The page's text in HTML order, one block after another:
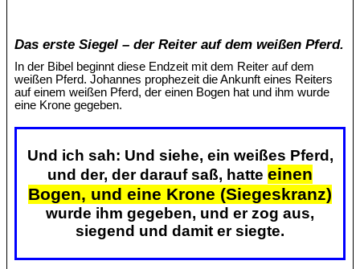
Das erste Siegel – der Reiter auf dem weißen Pferd.
In der Bibel beginnt diese Endzeit mit dem Reiter auf dem
weißen Pferd. Johannes prophezeit die Ankunft eines Reiters
auf einem weißen Pferd, der einen Bogen hat und ihm wurde
eine Krone gegeben.
Und ich sah: Und siehe, ein weißes Pferd,
und der, der darauf saß, hatte einen
Bogen, und eine Krone (Siegeskranz)
wurde ihm gegeben, und er zog aus,
siegend und damit er siegte.